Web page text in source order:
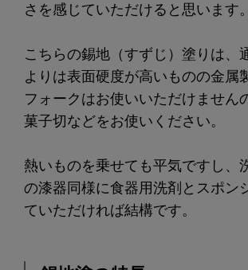
さを感じていただけると思います。
こちらの錫地（すずじ）塗りは、
よりは表面硬度が高いものの金属
フォークはお使いいただけません
菓子切などをお使いください。
熱いものを乗せても平気ですし、
の漆器同様に食器用洗剤とスポン
ていただければ結構です。